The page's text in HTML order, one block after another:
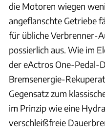
die Motoren wiegen
angeflanschte Getriebe
für übliche Verbrenner-
possierlich aus. Wie im
der eActros One-Pedal-
Bremsenergie-
Gegensatz zum
im Prinzip wie eine
verschleißfreie